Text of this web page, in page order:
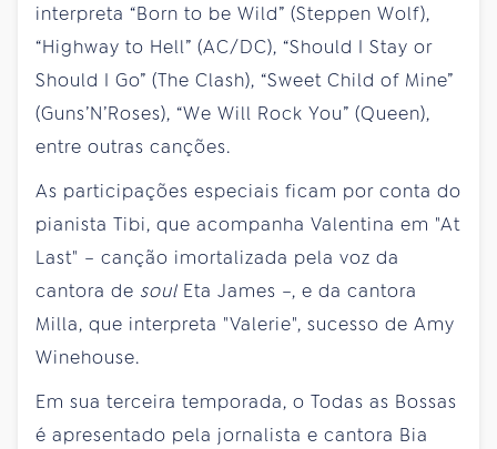
interpreta “Born to be Wild” (Steppen Wolf),
“Highway to Hell” (AC/DC), “Should I Stay or
Should I Go” (The Clash), “Sweet Child of Mine”
(Guns’N’Roses), “We Will Rock You” (Queen),
entre outras canções.
As participações especiais ficam por conta do
pianista Tibi, que acompanha Valentina em "At
Last" – canção imortalizada pela voz da
cantora de soul Eta James –, e da cantora
Milla, que interpreta "Valerie", sucesso de Amy
Winehouse.
Em sua terceira temporada, o Todas as Bossas
é apresentado pela jornalista e cantora Bia